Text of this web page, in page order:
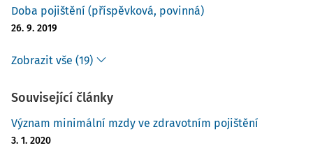
Doba pojištění (příspěvková, povinná)
26. 9. 2019
Zobrazit vše (19)
Související články
Význam minimální mzdy ve zdravotním pojištění
3. 1. 2020